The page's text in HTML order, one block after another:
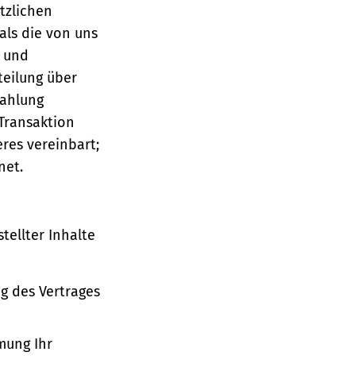
die von uns
über
vereinbart;
Inhalte
des Vertrages
Ihr